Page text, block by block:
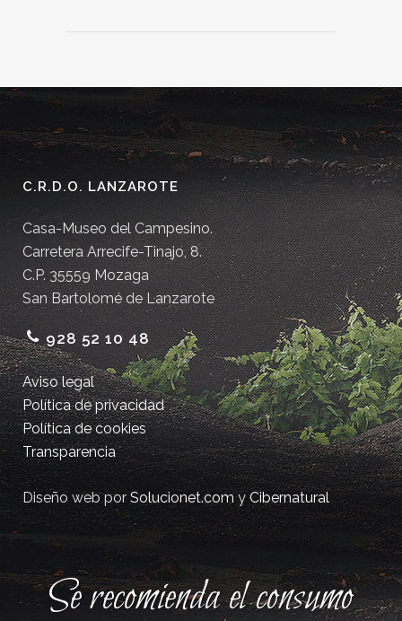
C.R.D.O. LANZAROTE
Casa-Museo del Campesino.
Carretera Arrecife-Tinajo, 8.
C.P. 35559 Mozaga
San Bartolomé de Lanzarote
928 52 10 48
Aviso legal
Política de privacidad
Política de cookies
Transparencia
Diseño web porSolucionet.comyCibernatural
Se recomienda el consumo